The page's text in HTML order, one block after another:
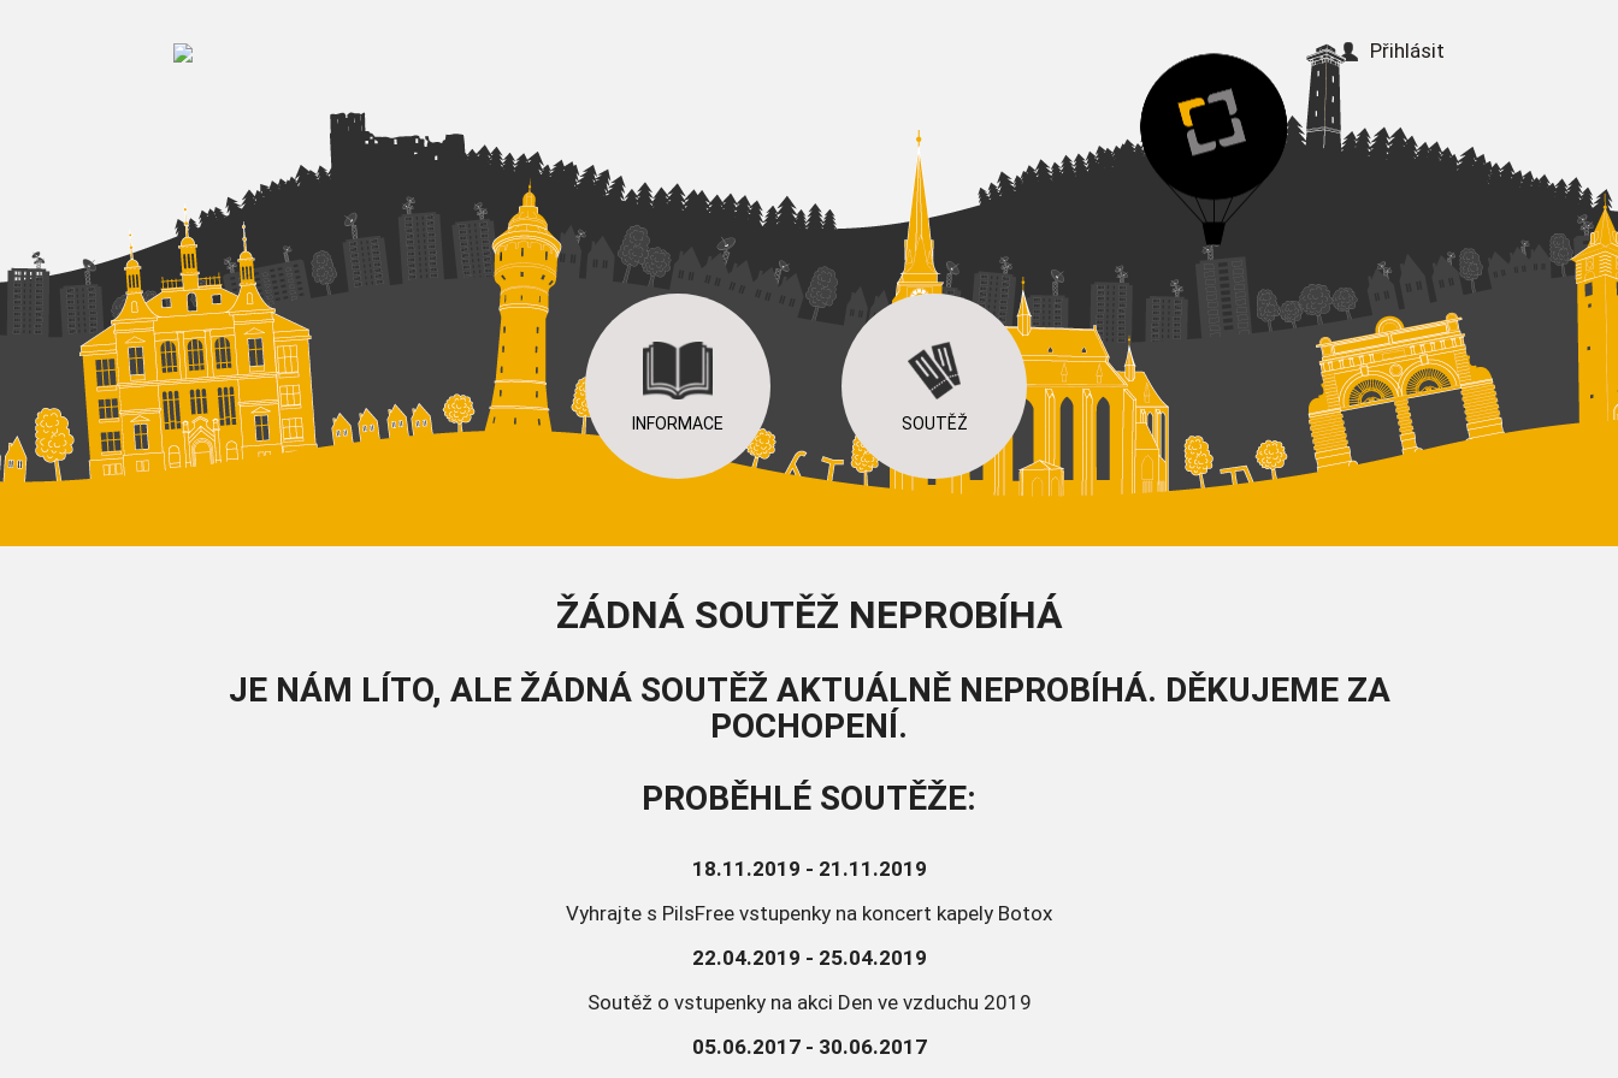
Přihlásit
INFORMACE SOUTĚŽ
ŽÁDNÁ SOUTĚŽ NEPROBÍHÁ
JE NÁM LÍTO, ALE ŽÁDNÁ SOUTĚŽ AKTUÁLNĚ NEPROBÍHÁ. DĚKUJEME ZA
POCHOPENÍ.
PROBĚHLÉ SOUTĚŽE:
18.11.2019 - 21.11.2019
Vyhrajte s PilsFree vstupenky na koncert kapely Botox
22.04.2019 - 25.04.2019
Soutěž o vstupenky na akci Den ve vzduchu 2019
05.06.2017 - 30.06.2017